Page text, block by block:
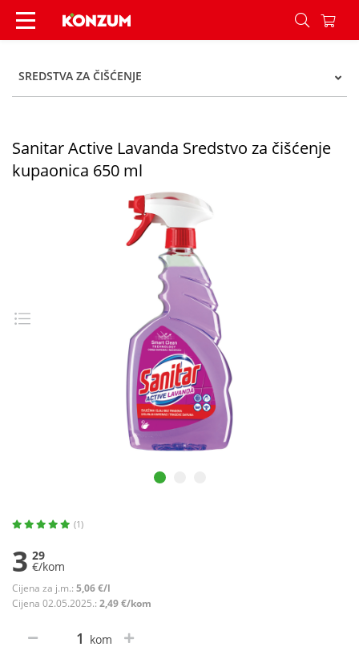
Sanitar Active Lavanda Sredstvo za čišćenje
SREDSTVA ZA ČIŠĆENJE
Sanitar Active Lavanda Sredstvo za čišćenje
kupaonica 650 ml
(1)
3 29
€/kom
Cijena za j.m.: 5,06 €/l
Cijena 02.05.2025.: 2,49 €/kom
kom